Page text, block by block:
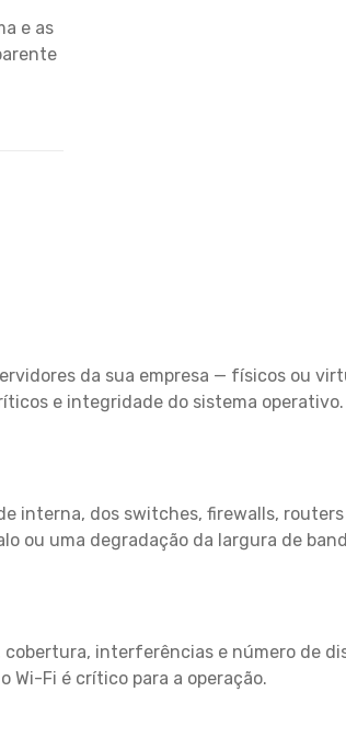
e as
da sua empresa — físicos ou
e integridade do sistema
interna, dos switches, firewalls,
ou uma degradação da largura de
interferências e número de
Wi-Fi é crítico para a operação.